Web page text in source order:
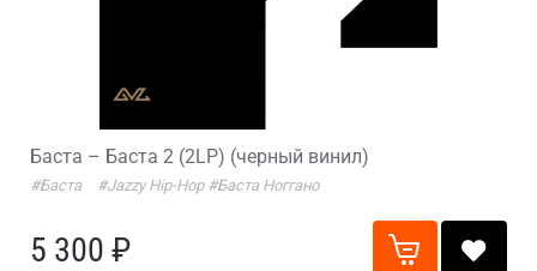
Баста – Баста 2 (2LP) (черный винил)
#Баста #Jazzy Hip-Hop #Баста Ноггано
5 300 ₽